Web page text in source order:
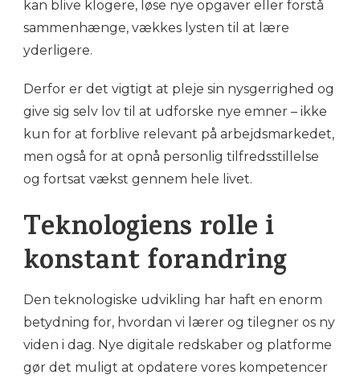
kan blive klogere, løse nye opgaver eller forstå
sammenhænge, vækkes lysten til at lære
yderligere.
Derfor er det vigtigt at pleje sin nysgerrighed og
give sig selv lov til at udforske nye emner – ikke
kun for at forblive relevant på arbejdsmarkedet,
men også for at opnå personlig tilfredsstillelse
og fortsat vækst gennem hele livet.
Teknologiens rolle i
konstant forandring
Den teknologiske udvikling har haft en enorm
betydning for, hvordan vi lærer og tilegner os ny
viden i dag. Nye digitale redskaber og platforme
gør det muligt at opdatere vores kompetencer